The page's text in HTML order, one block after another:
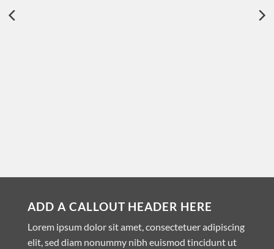
ADD A CALLOUT HEADER HERE
Lorem ipsum dolor sit amet, consectetuer adipiscing
elit, sed diam nonummy nibh euismod tincidunt ut